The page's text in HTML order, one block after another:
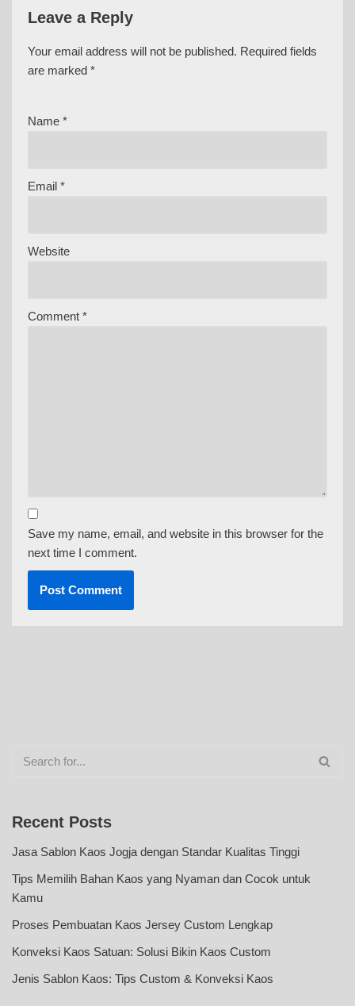
Leave a Reply
Your email address will not be published. Required fields
are marked *
Name *
Email *
Website
Comment *
Save my name, email, and website in this browser for the
next time I comment.
Recent Posts
Jasa Sablon Kaos Jogja dengan Standar Kualitas Tinggi
Tips Memilih Bahan Kaos yang Nyaman dan Cocok untuk
Kamu
Proses Pembuatan Kaos Jersey Custom Lengkap
Konveksi Kaos Satuan: Solusi Bikin Kaos Custom
Jenis Sablon Kaos: Tips Custom & Konveksi Kaos